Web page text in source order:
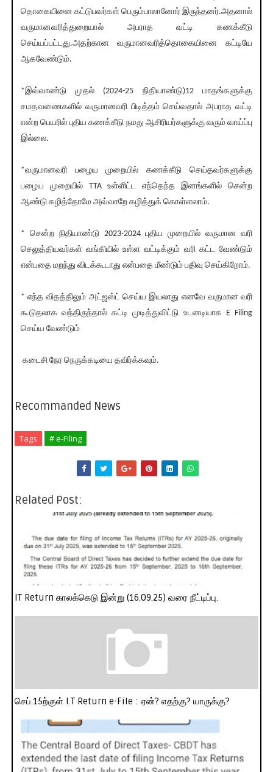
தொகையினை கட்டுபவர்கள் பெரும்பாலானோர் இருந்தனர்.அதனால்
வருமானவரித்துறையால் அபராத வட்டி கணக்கீடு
செய்யப்பட்டது.அதற்கான வருமானவரித்தொகையினை கட்டியே
ஆகவேண்டும்.
*இவ்வாண்டு முதல் (2024-25 நிதியாண்டு)12 மாதங்களுக்கு
சமதவணைகளில் வருமானவரி பிடித்தம் செய்வதால் அபராத வட்டி
என்ற பெயரில் புதிய கணக்கீடு நமது ஆசிரியர்களுக்கு வரும் வாய்ப்பு
இல்லை.
*வருமானவரி பழைய முறையில் கணக்கீடு செய்தவர்களுக்கு
பழைய முறையில் TTA உள்ளிட்ட எந்தெந்த இனங்களில் சென்ற
ஆண்டு கழித்தோமே அவ்வாறே கழித்துக் கொள்ளலாம்.
* சென்ற நிதியாண்டு 2023-2024 புதிய முறையில் வருமான வரி
செலுத்தியவர்கள் வங்கியில் உள்ள வட்டிக்கும் வரி கட்ட வேண்டும்
என்பதை மறந்து விடக்கூடாது என்பதை மீண்டும் பதிவு செய்கிறோம்.
* எந்த விதத்திலும் அட்ஜஸ்ட் செய்ய இயலாது எனவே வருமான வரி
கூடுதலாக வந்திருந்தால் கட்டி முடித்துவிட்டு உடனடியாக E Filing
செய்ய வேண்டும்
கடைசி நேர நெருக்கடியை தவிர்க்கவும்.
Recommanded News
Tags # e-Filing
Related Post:
IT Return காலக்கெடு இன்று (16.09.25) வரை நீட்டிப்பு.
செப்.15ற்குள் I.T Return e-File : ஏன்? எதற்கு? யாருக்கு?